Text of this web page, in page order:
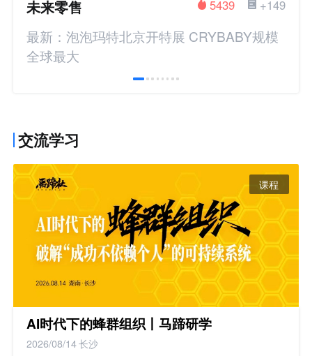
未来零售 +149
5439
最新：泡泡玛特北京开特展 CRYBABY规模
全球最大
交流学习
课程
AI时代下的蜂群组织丨马蹄研学
2026/08/14长沙